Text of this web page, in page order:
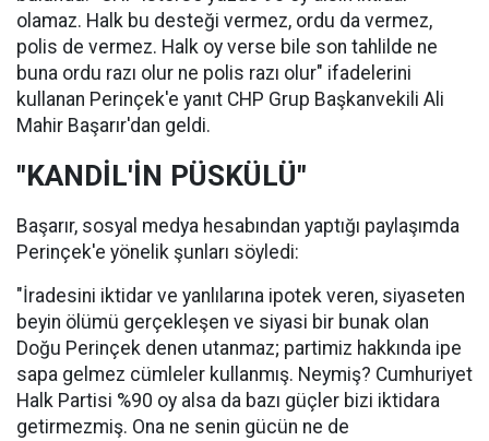
olamaz. Halk bu desteği vermez, ordu da vermez,
polis de vermez. Halk oy verse bile son tahlilde ne
buna ordu razı olur ne polis razı olur" ifadelerini
kullanan Perinçek'e yanıt CHP Grup Başkanvekili Ali
Mahir Başarır'dan geldi.
"KANDİL'İN PÜSKÜLÜ"
Başarır, sosyal medya hesabından yaptığı paylaşımda
Perinçek'e yönelik şunları söyledi:
"İradesini iktidar ve yanlılarına ipotek veren, siyaseten
beyin ölümü gerçekleşen ve siyasi bir bunak olan
Doğu Perinçek denen utanmaz; partimiz hakkında ipe
sapa gelmez cümleler kullanmış. Neymiş? Cumhuriyet
Halk Partisi %90 oy alsa da bazı güçler bizi iktidara
getirmezmiş. Ona ne senin gücün ne de